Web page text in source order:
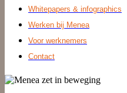
Whitepapers & infographics
Werken bij Menea
Voor werknemers
Contact